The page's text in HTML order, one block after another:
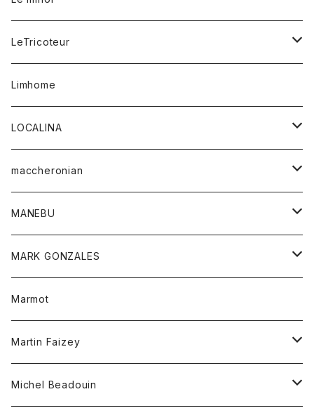
リング
バンダナ
タンクトップ
Tシャツ
ベスト
ポロシャツ
セーター
チュニック
コート
シャツ
ワンピース
Tシャツ
ボトム
スカート
パンツ
レディース
アウター
カットソー
トップス
シャツ
LeTricoteur
カーディガン
Limhome
LOCALINA
ロングスリーブテーシャツ
maccheronian
靴
MANEBU
靴
MARK GONZALES
トップス
Tシャツ
Marmot
Martin Faizey
ベルト
Michel Beadouin